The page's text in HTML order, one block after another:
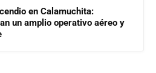
en Calamuchita:
un amplio operativo aéreo y